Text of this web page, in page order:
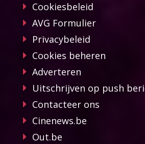
Cookiesbeleid
AVG Formulier
Privacybeleid
Cookies beheren
Adverteren
Uitschrijven op push
Contacteer ons
Cinenews.be
Out.be